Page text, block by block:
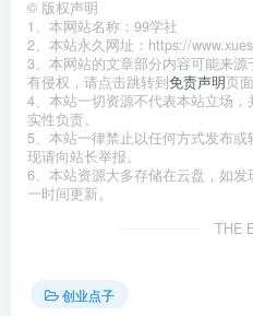
© 版权声明
1、本网站名称：99学社
2、本站永久网址：https://
3、本网站的文章部分内容可能来
有侵权，请点击跳转到免责声明页
4、本站一切资源不代表本站立场
实性负责。
5、本站一律禁止以任何方式发布
现请向站长举报。
6、本站资源大多存储在云盘，如
一时间更新。
THE
创业点子